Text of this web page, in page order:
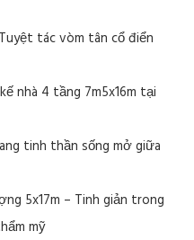
tác vòm tân cổ điển
nhà 4 tầng 7m5x16m tại
tinh thần sống mở giữa
5x17m – Tinh giản trong
mỹ